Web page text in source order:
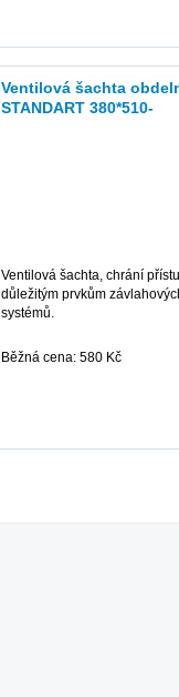
Ventilová šachta
STANDART 380*510-
Ventilová šachta, chrání
důležitým prvkům
systémů.
Běžná cena: 580 Kč